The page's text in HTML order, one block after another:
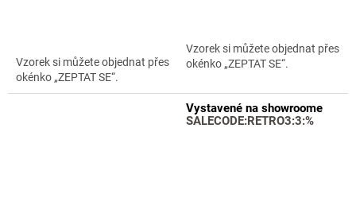
Vzorek si můžete objednat přes
okénko „ZEPTAT SE“.
hviezdičiek.
Vzorek si můžete objednat přes
okénko „ZEPTAT SE“.
Vystavené na showroome
SALECODE:RETRO3:3:%